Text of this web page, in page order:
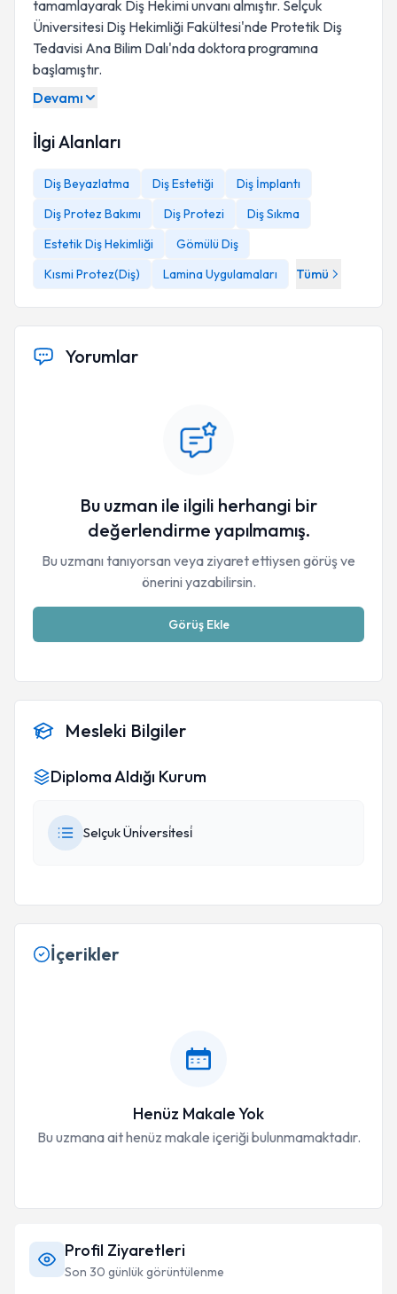
tamamlayarak Diş Hekimi unvanı almıştır. Selçuk
Üniversitesi Diş Hekimliği Fakültesi'nde Protetik Diş
Tedavisi Ana Bilim Dalı'nda doktora programına
başlamıştır.
Devamı
İlgi Alanları
Diş Beyazlatma Diş Estetiği
Diş İmplantı
Diş Protez Bakımı
Diş Protezi
Diş Sıkma
Estetik Diş Hekimliği
Gömülü Diş
Kısmi Protez(Diş)
Lamina Uygulamaları Tümü
Yorumlar
Bu uzman ile ilgili herhangi bir
değerlendirme yapılmamış.
Bu uzmanı tanıyorsan veya ziyaret ettiysen görüş ve
önerini yazabilirsin.
Görüş Ekle
Mesleki Bilgiler
Diploma Aldığı Kurum
Selçuk Üni̇versi̇tesi̇
İçerikler
Henüz Makale Yok
Bu uzmana ait henüz makale içeriği bulunmamaktadır.
Profil Ziyaretleri
Son 30 günlük görüntülenme